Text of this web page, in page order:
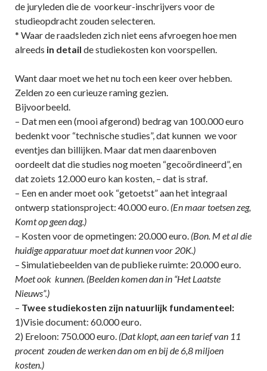
de juryleden die de voorkeur-inschrijvers voor de
studieopdracht zouden selecteren.
* Waar de raadsleden zich niet eens afvroegen hoe men
alreeds in detail de studiekosten kon voorspellen.
Want daar moet we het nu toch een keer over hebben.
Zelden zo een curieuze raming gezien.
Bijvoorbeeld.
– Dat men een (mooi afgerond) bedrag van 100.000 euro
bedenkt voor “technische studies”, dat kunnen we voor
eventjes dan billijken. Maar dat men daarenboven
oordeelt dat die studies nog moeten “gecoördineerd”, en
dat zoiets 12.000 euro kan kosten, – dat is straf.
– Een en ander moet ook “getoetst” aan het integraal
ontwerp stationsproject: 40.000 euro. (En maar toetsen zeg,
Komt op geen dag.)
– Kosten voor de opmetingen: 20.000 euro. (Bon. M et al die
huidige apparatuur moet dat kunnen voor 20K.)
– Simulatiebeelden van de publieke ruimte: 20.000 euro.
Moet ook kunnen. (Beelden komen dan in “Het Laatste
Nieuws”.)
– Twee studiekosten zijn natuurlijk fundamenteel:
1)Visie document: 60.000 euro.
2) Ereloon: 750.000 euro. (Dat klopt, aan een tarief van 11
procent zouden de werken dan om en bij de 6,8 miljoen
kosten.)